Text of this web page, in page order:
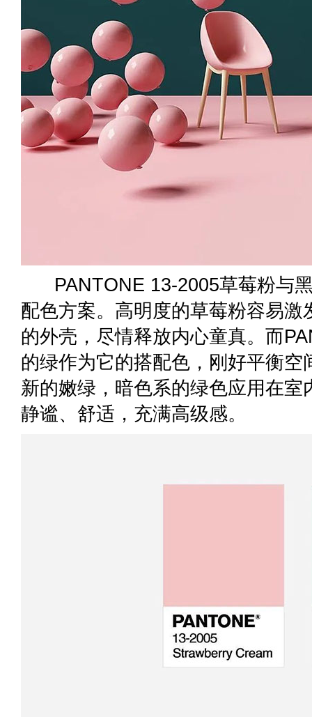
PANTONE 13-2005草莓粉与
配色方案。高明度的草莓粉容易
的外壳，尽情释放内心童真。而
的绿作为它的搭配色，刚好平衡
新的嫩绿，暗色系的绿色应用在
静谧、舒适，充满高级感。